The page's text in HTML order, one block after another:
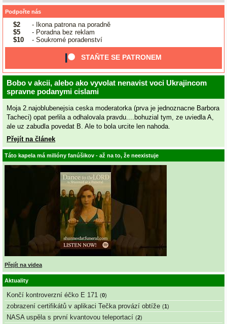
Podpořte nás
$2
- Ikona patrona na poradně
$5
- Poradna bez reklam
$10
- Soukromé poradenství
STAŇTE SE PATRONEM
Bobo v akcii, alebo ako vyvolat nenavist voci Ukrajincom
spravne podanymi cislami
Moja 2.najoblubenejsia ceska moderatorka (prva je jednoznacne Barbora
Tacheci) opat perlila a odhalovala pravdu....bohuzial tym, ze uviedla A,
ale uz zabudla povedat B. Ale to bola urcite len nahoda.
Přejít na článek
Táto kapela má milióny fanúšikov - až na to, že neexistuje
Přejít na videa
Aktuality
Končí kontroverzní éčko E 171 (0)
zobrazení certifikátů v aplikaci Tečka provází obtíže (1 )
NASA uspěla s první kvantovou teleportací (2)